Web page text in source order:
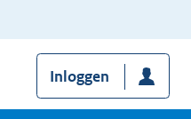
Inloggen